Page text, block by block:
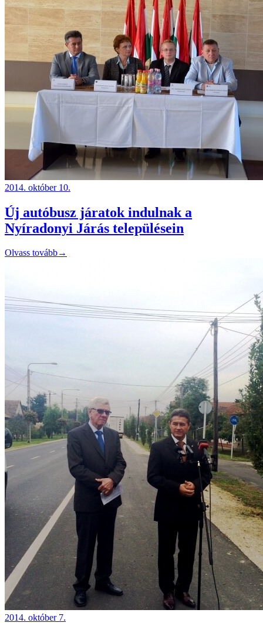
2014. október 10.
Új autóbusz járatok indulnak a
Nyíradonyi Járás településein
Olvass tovább→
2014. október 7.